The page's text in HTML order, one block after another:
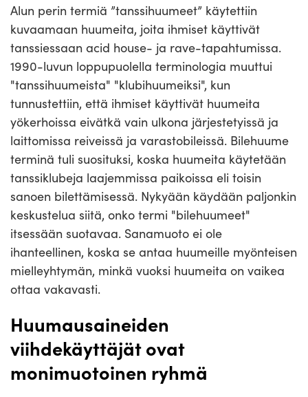
Alun perin termiä ”tanssihuumeet” käytettiin
kuvaamaan huumeita, joita ihmiset käyttivät
tanssiessaan acid house- ja rave-tapahtumissa.
1990-luvun loppupuolella terminologia muuttui
"tanssihuumeista" "klubihuumeiksi", kun
tunnustettiin, että ihmiset käyttivät huumeita
yökerhoissa eivätkä vain ulkona järjestetyissä ja
laittomissa reiveissä ja varastobileissä. Bilehuume
terminä tuli suosituksi, koska huumeita käytetään
tanssiklubeja laajemmissa paikoissa eli toisin
sanoen bilettämisessä. Nykyään käydään paljonkin
keskustelua siitä, onko termi "bilehuumeet"
itsessään suotavaa. Sanamuoto ei ole
ihanteellinen, koska se antaa huumeille myönteisen
mielleyhtymän, minkä vuoksi huumeita on vaikea
ottaa vakavasti.
Huumausaineiden
viihdekäyttäjät ovat
monimuotoinen ryhmä